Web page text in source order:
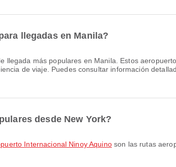
llegadas en Manila?
llegada más populares en Manila. Estos
de viaje. Puedes consultar información
desde New York?
Internacional Ninoy Aquinoson las rutas